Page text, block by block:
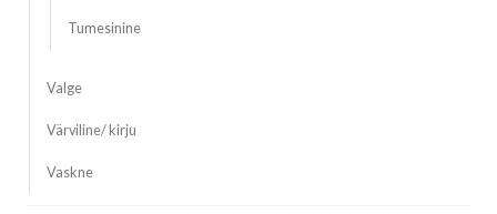
Tumesinine
Valge
Värviline/ kirju
Vaskne